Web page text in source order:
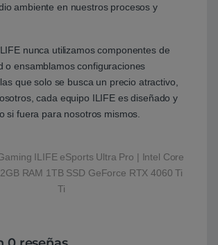
ambiente en nuestros procesos y
nunca utilizamos componentes de
o ensamblamos configuraciones
que solo se busca un precio atractivo,
cada equipo ILIFE es diseñado y
si fuera para nosotros mismos.
ILIFE eSports Ultra Pro | Intel Core
RAM 1TB SSD GeForce RTX 4060 Ti
Ti